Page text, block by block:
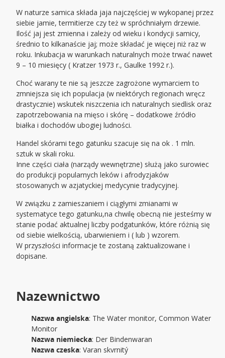
W naturze samica składa jaja najczęściej w wykopanej przez
siebie jamie, termitierze czy też w spróchniałym drzewie.
Ilość jaj jest zmienna i zależy od wieku i kondycji samicy,
średnio to kilkanaście jaj; może składać je więcej niż raz w
roku. Inkubacja w warunkach naturalnych może trwać nawet
9 – 10 miesięcy ( Kratzer 1973 r., Gaulke 1992 r.).
Choć warany te nie są jeszcze zagrożone wymarciem to
zmniejsza się ich populacja (w niektórych regionach wręcz
drastycznie) wskutek niszczenia ich naturalnych siedlisk oraz
zapotrzebowania na mięso i skórę – dodatkowe źródło
białka i dochodów ubogiej ludności.
Handel skórami tego gatunku szacuje się na ok . 1 mln.
sztuk w skali roku.
Inne części ciała (narządy wewnętrzne) służą jako surowiec
do produkcji popularnych leków i afrodyzjaków
stosowanych w azjatyckiej medycynie tradycyjnej.
W związku z zamieszaniem i ciągłymi zmianami w
systematyce tego gatunku,na chwilę obecną nie jesteśmy w
stanie podać aktualnej liczby podgatunków, które różnią się
od siebie wielkością, ubarwieniem i ( lub ) wzorem.
W przyszłości informacje te zostaną zaktualizowane i
dopisane.
Nazewnictwo
Nazwa angielska: The Water monitor, Common Water
Monitor
Nazwa niemiecka: Der Bindenwaran
Nazwa czeska: Varan skvrnitý